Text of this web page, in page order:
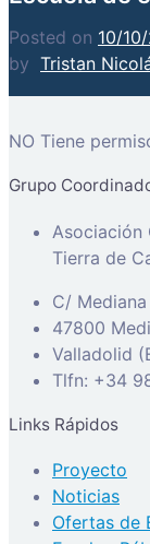
Posted on 10/
by Tristan
NO Tiene
Grupo
Asociación
Tierra de
C/
47800
Valladolid
Tlfn: +34
Links Rápidos
Proyecto
Noticias
Ofertas de